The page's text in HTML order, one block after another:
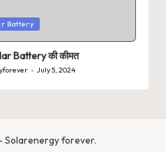
Battery
Battery की कीमत
July 5, 2024
Solarenergy forever.